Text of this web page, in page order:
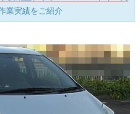
業実績をご紹介